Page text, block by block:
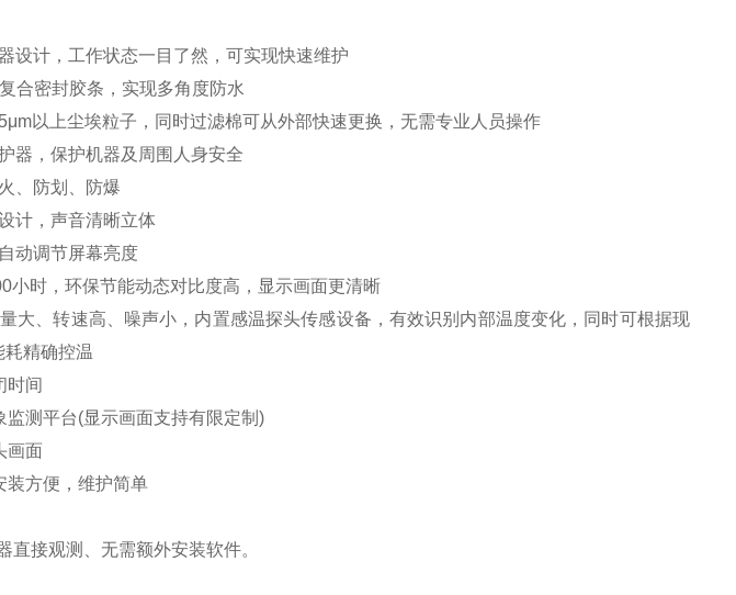
设计，工作状态一目了然，可实现快速维护
合密封胶条，实现多角度防水
以上尘埃粒子，同时过滤棉可从外部快速更换，无需专业人员操作
器，保护机器及周围人身安全
、防划、防爆
计，声音清晰立体
动调节屏幕亮度
时，环保节能动态对比度高，显示画面更清晰
大、转速高、噪声小，内置感温探头传感设备，有效识别内部温度变化，同时可根据现
精确控温
时间
测平台(显示画面支持有限定制)
画面
装方便，维护简单
接观测、无需额外安装软件。